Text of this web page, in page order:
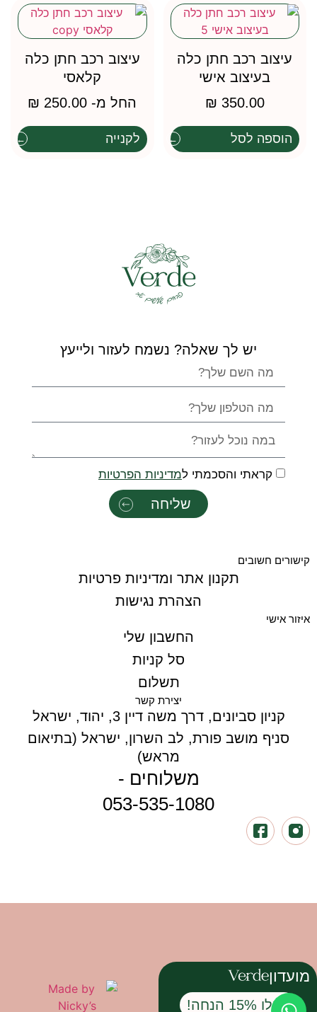
עיצוב רכב חתן כלה
בעיצוב אישי
₪ 350.00
הוספה לסל
עיצוב רכב חתן כלה
קלאסי
החל מ-
₪ 250.00
לקנייה
יש לך שאלה? נשמח לעזור ולייעץ
קראתי והסכמתי למדיניות הפרטיות
שליחה
קישורים חשובים
תקנון אתר ומדיניות פרטיות
הצהרת נגישות
איזור אישי
החשבון שלי
סל קניות
תשלום
יצירת קשר
קניון סביונים, דרך משה דיין 3, יהוד, ישראל
סניף מושב פורת, לב השרון, ישראל (בתיאום
מראש)
משלוחים -
053-535-1080
מועדון
קבלו 15% הנחה!
© 2026 כל הזכויות שמורות